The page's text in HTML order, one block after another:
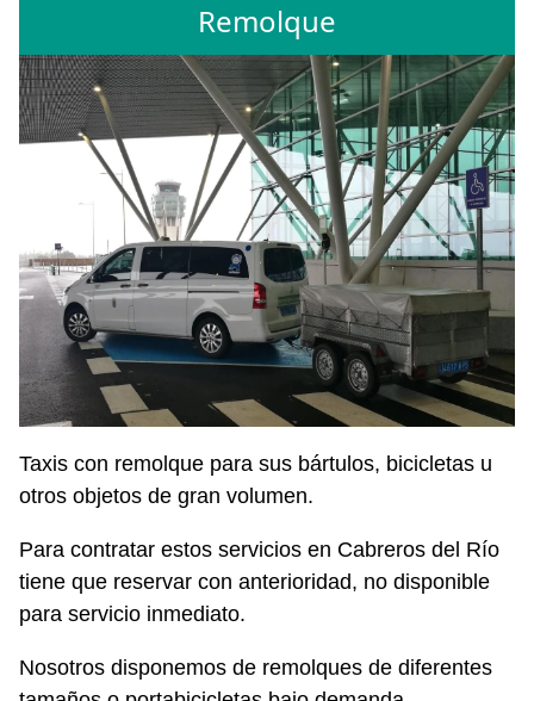
Remolque
Taxis con remolque para sus bártulos, bicicletas u
otros objetos de gran volumen.
Para contratar estos servicios en Cabreros del Río
tiene que reservar con anterioridad, no disponible
para servicio inmediato.
Nosotros disponemos de remolques de diferentes